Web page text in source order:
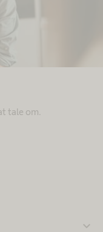
tale om.
expand_more